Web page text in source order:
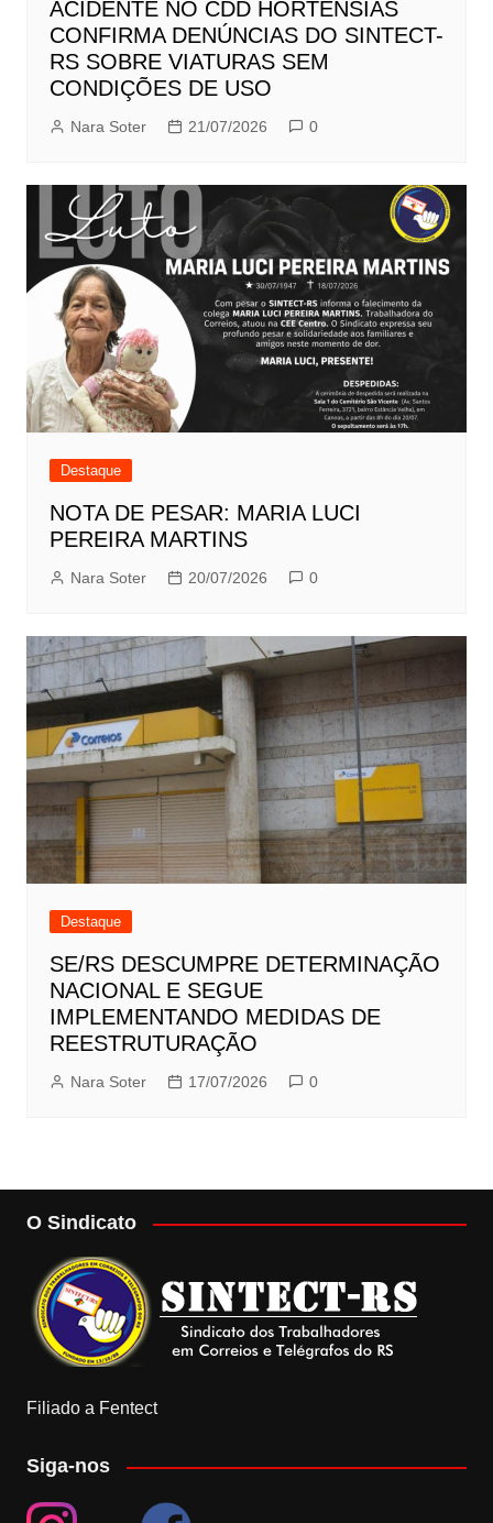
ACIDENTE NO CDD HORTÊNSIAS
CONFIRMA DENÚNCIAS DO SINTECT-
RS SOBRE VIATURAS SEM
CONDIÇÕES DE USO
Nara Soter 21/07/2026 0
Destaque
NOTA DE PESAR: MARIA LUCI
PEREIRA MARTINS
Nara Soter 20/07/2026 0
Destaque
SE/RS DESCUMPRE DETERMINAÇÃO
NACIONAL E SEGUE
IMPLEMENTANDO MEDIDAS DE
REESTRUTURAÇÃO
Nara Soter 17/07/2026 0
O Sindicato
Filiado a Fentect
Siga-nos